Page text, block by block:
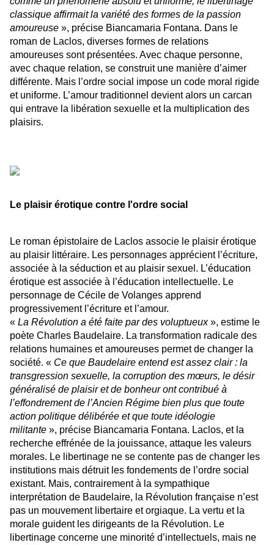
classique affirmait la variété des formes de la passion
amoureuse », précise Biancamaria Fontana. Dans le
roman de Laclos, diverses formes de relations
amoureuses sont présentées. Avec chaque personne,
avec chaque relation, se construit une manière d’aimer
différente. Mais l’ordre social impose un code moral rigide
et uniforme. L’amour traditionnel devient alors un carcan
qui entrave la libération sexuelle et la multiplication des
plaisirs.
Le plaisir érotique contre l'ordre social
Le roman épistolaire de Laclos associe le plaisir érotique
au plaisir littéraire. Les personnages apprécient l’écriture,
associée à la séduction et au plaisir sexuel. L’éducation
érotique est associée à l’éducation intellectuelle. Le
personnage de Cécile de Volanges apprend
progressivement l’écriture et l’amour.
« La Révolution a été faite par des voluptueux», estime le
poète Charles Baudelaire. La transformation radicale des
relations humaines et amoureuses permet de changer la
société. « Ce que Baudelaire entend est assez clair : la
transgression sexuelle, la corruption des mœurs, le désir
généralisé de plaisir et de bonheur ont contribué à
l’effondrement de l’Ancien Régime bien plus que toute
action politique délibérée et que toute idéologie
militante », précise Biancamaria Fontana. Laclos, et la
recherche effrénée de la jouissance, attaque les valeurs
morales. Le libertinage ne se contente pas de changer les
institutions mais détruit les fondements de l’ordre social
existant. Mais, contrairement à la sympathique
interprétation de Baudelaire, la Révolution française n’est
pas un mouvement libertaire et orgiaque. La vertu et la
morale guident les dirigeants de la Révolution. Le
libertinage concerne une minorité d’intellectuels, mais ne